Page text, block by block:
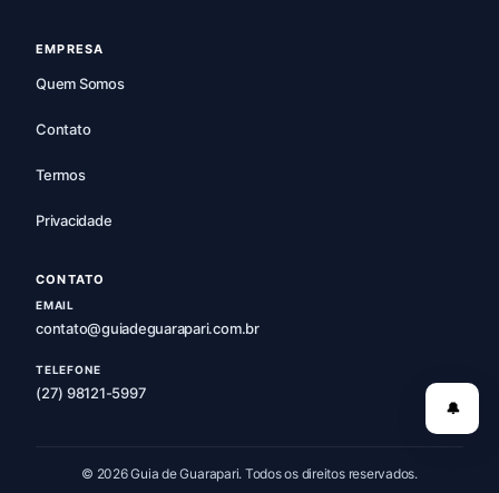
🔔
EMPRESA
Quem Somos
Contato
Termos
Privacidade
CONTATO
EMAIL
contato@guiadeguarapari.com.br
TELEFONE
(27) 98121-5997
© 2026 Guia de Guarapari. Todos os direitos reservados.